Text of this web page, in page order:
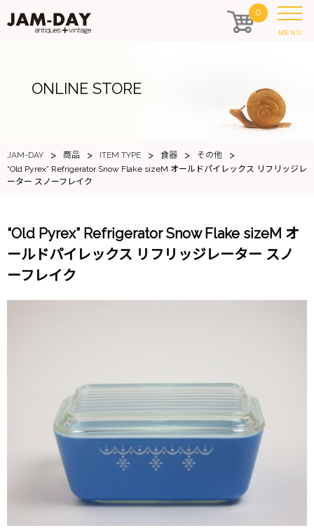
0
MENU
ONLINE STORE
JAM-DAY > 商品 > ITEM TYPE > 食器 > その他 >
“Old Pyrex” Refrigerator Snow Flake sizeM オールドパイレックス リフリッジレ
ーター スノーフレイク
“Old Pyrex” Refrigerator Snow Flake sizeM オ
ールドパイレックス リフリッジレーター スノ
ーフレイク